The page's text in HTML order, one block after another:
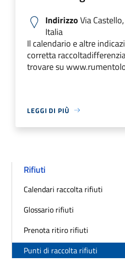
IndirizzoVia
Italia
Il calendario e altre
corretta
trovare su
LEGGI DI PIÙ
Rifiuti
Calendari raccolta rifiuti
Glossario rifiuti
Prenota ritiro rifiuti
Punti di raccolta rifiuti